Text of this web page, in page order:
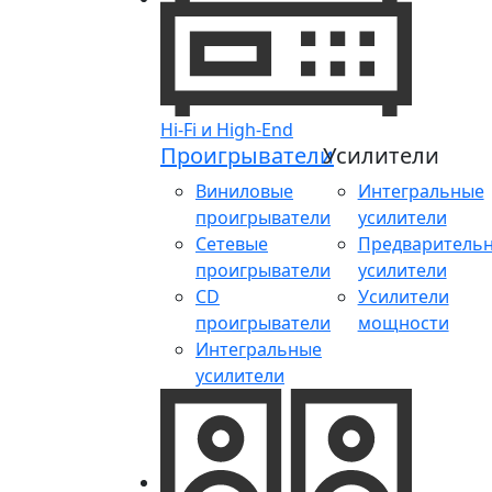
Hi-Fi и High-End
Проигрыватели
Виниловые
проигрыватели
Сетевые
проигрыватели
CD
проигрыватели
Интегральные
усилители
Усилители
Интегральные
усилители
усилители
Усилители
мощности